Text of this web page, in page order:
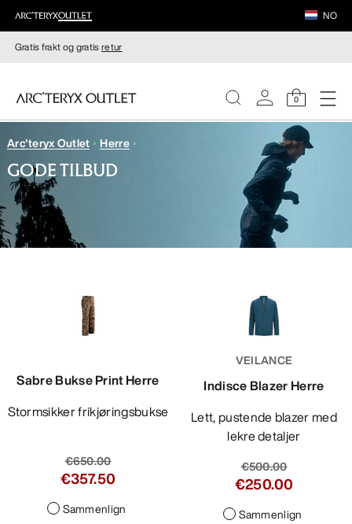
NO
Gratis frakt og gratisretur
0
DAMER
HERRER
Arc'teryx Outlet Herre
GODE TILBUD
Sabre Bukse Print Herre
Stormsikker frikjøringsbukse
€650.00
€357.50
Sammenlign
VEILANCE
Indisce Blazer Herre
Lett, pustende blazer med
lekre detaljer
€500.00
€250.00
Sammenlign